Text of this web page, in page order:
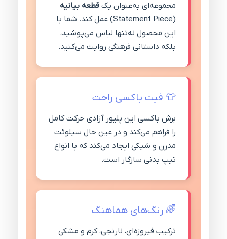
مجموعه‌ای به‌عنوان یک قطعه بیانیه
(Statement Piece) عمل کند. شما با
این محصول نه‌تنها لباس می‌پوشید،
بلکه داستانی فرهنگی روایت می‌کنید.
👕 فیت باکسی راحت
برش باکسی این پلیور آزادی حرکت کامل
را فراهم می‌کند و در عین حال سیلوئت
مدرن و شیکی ایجاد می‌کند که با انواع
تیپ بدنی سازگار است.
🌈 رنگ‌های هماهنگ
ترکیب فیروزه‌ای، نارنجی، کرم و مشکی